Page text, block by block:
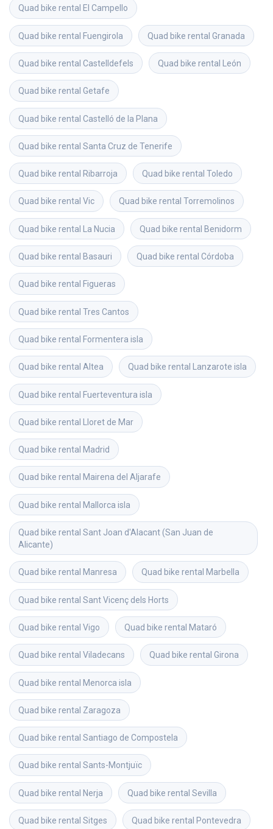
Quad bike rental El Campello
Quad bike rental Fuengirola Quad bike rental Granada
Quad bike rental Castelldefels Quad bike rental León
Quad bike rental Getafe
Quad bike rental Castelló de la Plana
Quad bike rental Santa Cruz de Tenerife
Quad bike rental Ribarroja Quad bike rental Toledo
Quad bike rental Vic Quad bike rental Torremolinos
Quad bike rental La Nucia Quad bike rental Benidorm
Quad bike rental Basauri Quad bike rental Córdoba
Quad bike rental Figueras
Quad bike rental Tres Cantos
Quad bike rental Formentera isla
Quad bike rental Altea Quad bike rental Lanzarote isla
Quad bike rental Fuerteventura isla
Quad bike rental Lloret de Mar
Quad bike rental Madrid
Quad bike rental Mairena del Aljarafe
Quad bike rental Mallorca isla
Quad bike rental Sant Joan d'Alacant (San Juan de
Alicante)
Quad bike rental Manresa Quad bike rental Marbella
Quad bike rental Sant Vicenç dels Horts
Quad bike rental Vigo Quad bike rental Mataró
Quad bike rental Viladecans Quad bike rental Girona
Quad bike rental Menorca isla
Quad bike rental Zaragoza
Quad bike rental Santiago de Compostela
Quad bike rental Sants-Montjuïc
Quad bike rental Nerja Quad bike rental Sevilla
Quad bike rental Sitges Quad bike rental Pontevedra